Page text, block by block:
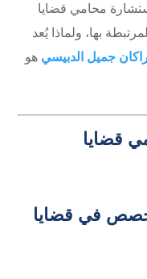
محامي قضايا
بها، ولماذا يُعد
جميل الدبيسي هو
قضايا
في قضايا